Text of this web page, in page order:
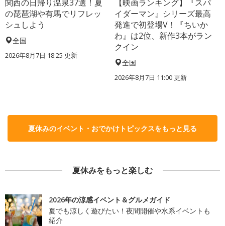
関西の日帰り温泉37選！夏
の琵琶湖や有馬でリフレッ
シュしよう
全国
2026年8月7日 18:25 更新
【映画ランキング】『スパ
イダーマン』シリーズ最高
発進で初登場V！『ちいか
わ』は2位、新作3本がラン
クイン
全国
2026年8月7日 11:00更新
夏休みのイベント・おでかけトピックスをもっと見る
夏休みをもっと楽しむ
2026年の涼感イベント＆グルメガイド
夏でも涼しく遊びたい！夜間開催や水系イベントも
紹介